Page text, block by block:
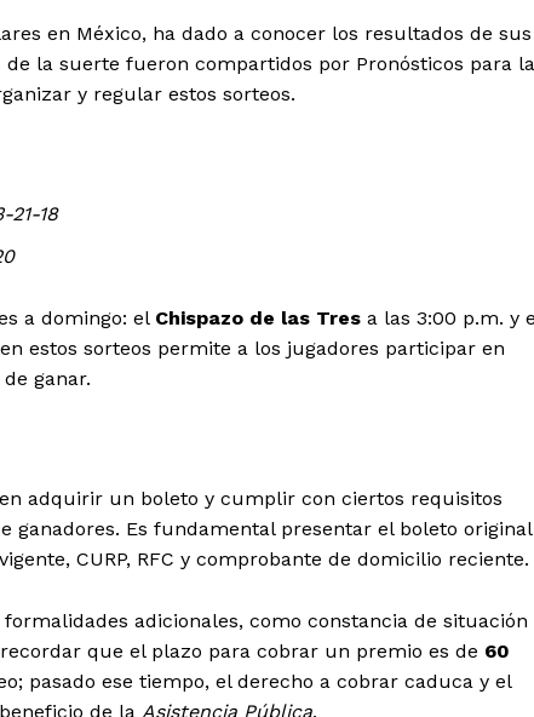
Company
About
en México, ha dado a conocer los resultados de sus
la suerte fueron compartidos por Pronósticos para la
y regular estos sorteos.
21-18
a domingo: el Chispazo de las Tres a las 3:00 p.m. y
estos sorteos permite a los jugadores participar en
ganar.
adquirir un boleto y cumplir con ciertos requisitos
ganadores. Es fundamental presentar el boleto original
CURP, RFC y comprobante de domicilio reciente.
adicionales, como constancia de situación
que el plazo para cobrar un premio es de 60
pasado ese tiempo, el derecho a cobrar caduca y el
de la Asistencia Pública.